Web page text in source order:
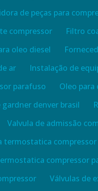
de peças para
compressor
Filtro
oleo diesel
ar
Instalação de
parafuso
Oleo para
denver brasil
Valvula de admissão
termostatica compressor
compressor
Válvulas de